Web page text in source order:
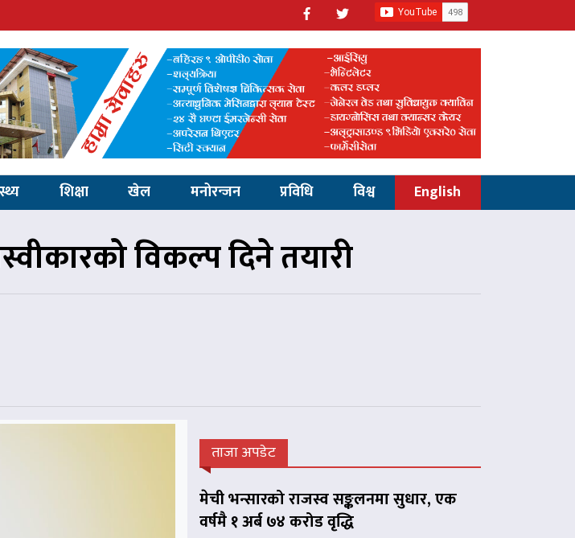
शिक्षा खेल मनोरन्जन प्रविधि विश्व English
विकल्प दिने तयारी
ताजा अपडेट
मेची भन्सारको राजस्व सङ्कलनमा सुधार, एक
वर्षमै १ अर्ब ७४ करोड वृद्धि